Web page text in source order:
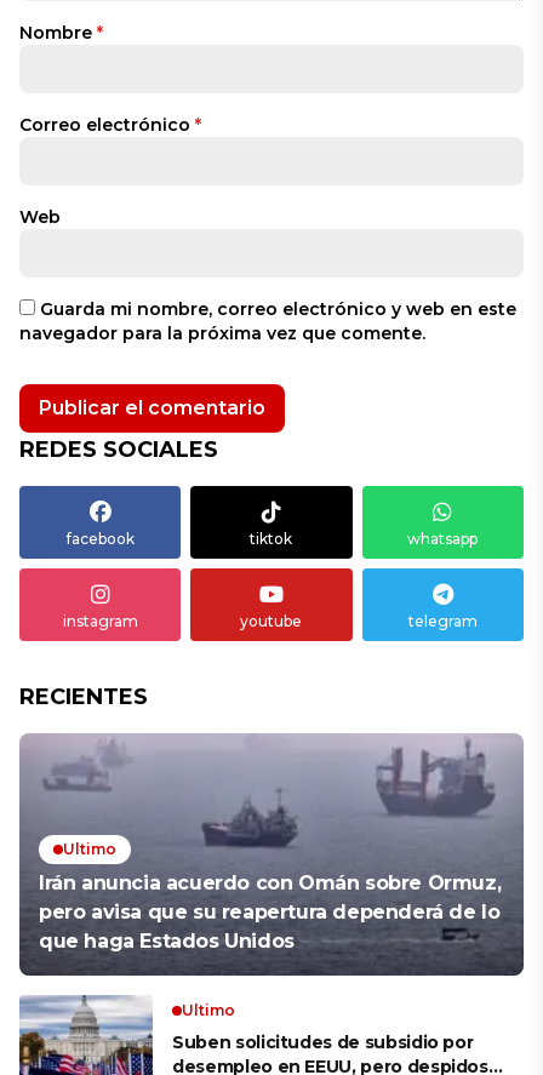
Nombre *
Correo electrónico *
Web
Guarda mi nombre, correo electrónico y web en este
navegador para la próxima vez que comente.
REDES SOCIALES
facebook tiktok whatsapp
instagram youtube telegram
RECIENTES
Ultimo
Irán anuncia acuerdo con Omán sobre Ormuz,
pero avisa que su reapertura dependerá de lo
que haga Estados Unidos
Ultimo
Suben solicitudes de subsidio por
desempleo en EEUU, pero despidos